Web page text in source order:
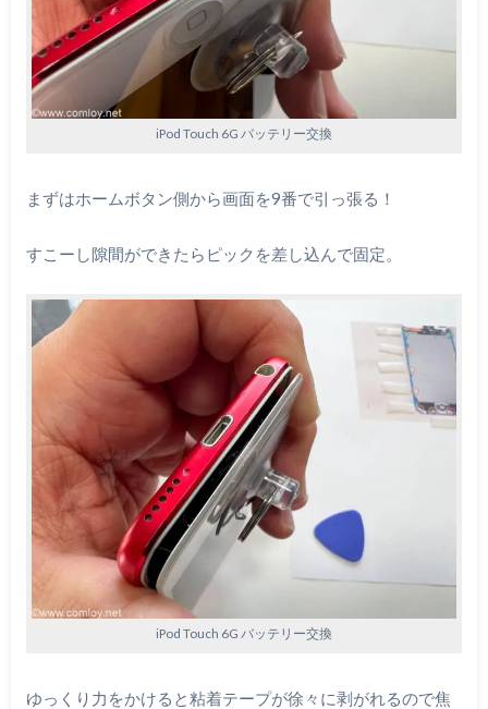
iPod Touch 6G バッテリー交換
まずはホームボタン側から画面を9番で引っ張る！
すこーし隙間ができたらピックを差し込んで固定。
iPod Touch 6G バッテリー交換
ゆっくり力をかけると粘着テープが徐々に剥がれるので焦